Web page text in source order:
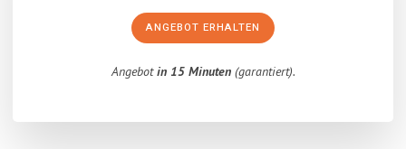
ANGEBOT ERHALTEN
Angebotin 15 Minuten(garantiert).